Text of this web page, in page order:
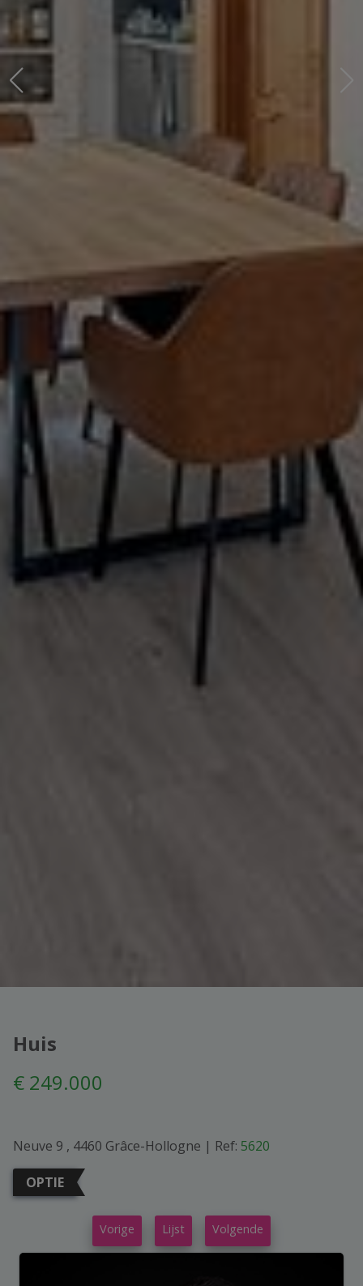
Huis
€ 249.000
Neuve 9 , 4460 Grâce-Hollogne | Ref: 5620
OPTIE
Vorige Lijst Volgende